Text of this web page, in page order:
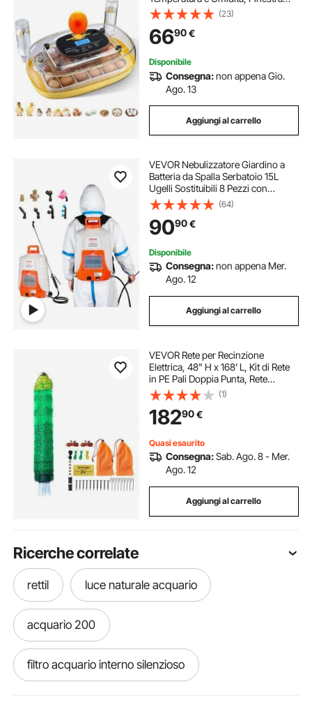
Trasparente con Vista a 360°, per la
Schiusa di Pulcini, Anatre, Oche
(23)
6690€
Disponibile
Consegna:non appena Gio.
Ago. 13
Aggiungi al carrello
VEVOR Nebulizzatore Giardino a
Batteria da Spalla Serbatoio 15L
Ugelli Sostituibili 8 Pezzi con
Bacchette per Irrigazione Prato Orto
Serra Piante, Irroratrice
Spruzzatrice a Zaino a Pressione
6,2bar
(64)
9090€
Disponibile
Consegna:non appena Mer.
Ago. 12
Aggiungi al carrello
VEVOR Rete per Recinzione
Elettrica, 48" H x 168' L, Kit di Rete
in PE Pali Doppia Punta, Rete
Portatile di Utilità per Polli, Anatre,
Oche, Conigli, Utilizzata in Cortili,
Fattorie e Ran
(1)
18290€
Quasi esaurito
Consegna:Sab. Ago. 8 - Mer.
Ago. 12
Aggiungi al carrello
Ricerche correlate
rettil luce naturale acquario
acquario 200
filtro acquario interno silenzioso